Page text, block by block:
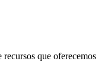
recursos que oferecemos